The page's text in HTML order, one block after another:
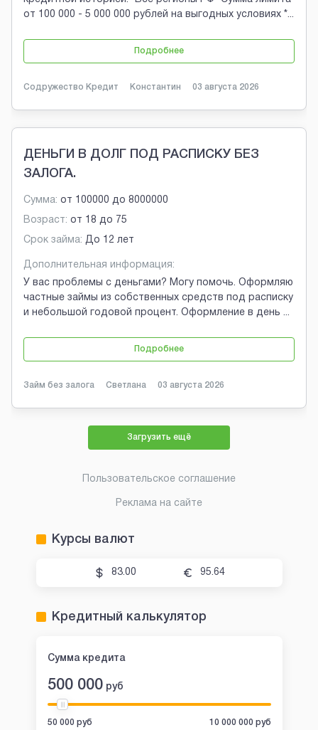
от 100 000 - 5 000 000 рублей на выгодных условиях *...
Подробнее
Содружество Кредит Константин 03 августа 2026
ДЕНЬГИ В ДОЛГ ПОД РАСПИСКУ БЕЗ
ЗАЛОГА.
Сумма: от 100000 до 8000000
Возраст: от 18 до 75
Срок займа: До 12 лет
Дополнительная информация:
У вас проблемы с деньгами? Могу помочь. Оформляю
частные займы из собственных средств под расписку
и небольшой годовой процент. Оформление в день ...
Подробнее
Займ без залога Светлана 03 августа 2026
Загрузить ещё
Пользовательское соглашение
Реклама на сайте
Курсы валют
83.00 95.64
Кредитный калькулятор
Сумма кредита
500 000 руб
50 000 руб 10 000 000 руб